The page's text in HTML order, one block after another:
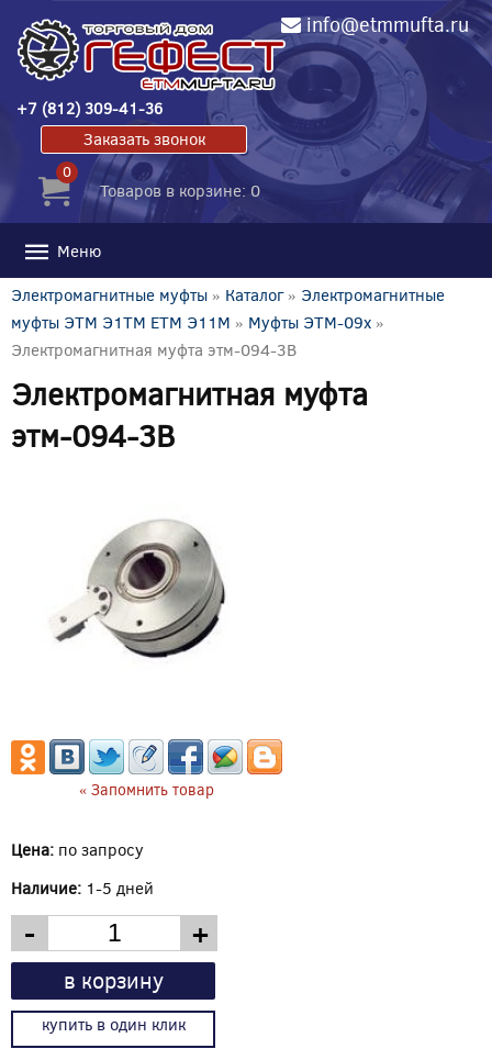
info@etmmufta.ru
+7 (812) 309-41-36
Заказать звонок
0
Товаров в корзине: 0
Меню
Электромагнитные муфты » Каталог» Электромагнитные
муфты ЭТМ Э1ТМ ETM Э11М » Муфты ЭТМ-09x »
Электромагнитная муфта этм-094-3В
Электромагнитная муфта
этм-094-3В
« Запомнить товар
Цена: по запросу
Наличие: 1-5 дней
- +
в корзину
купить в один клик